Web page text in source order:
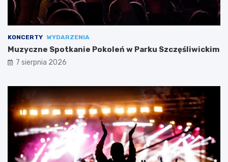
KONCERTY WYDARZENIA
Muzyczne Spotkanie Pokoleń w Parku Szczęśliwickim
7 sierpnia 2026